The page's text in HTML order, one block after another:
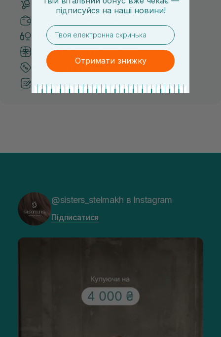
Безкоштовна доставка від 3000 UAH
Тільки оригінальна косметика
Система бонусів та лояльності
Кращі ціни та топ товари
Рекомендації від косметологів
@sisters_stelmakh в Instagram
Підписатися
підписуйся на наші новини!
email
Отримати знижку